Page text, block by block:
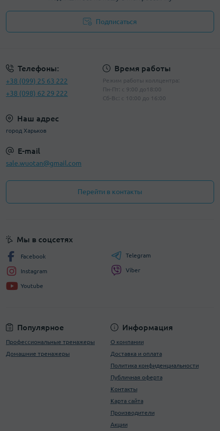
Подписаться
Телефоны:
+38 (099) 25 63 222
+38 (098) 62 29 222
Время работы
Режим работы коллцентра:
Пн-Пт: с 9:00 до18:00
Сб-Вс: с 10:00 до 16:00
Наш адрес
город Харьков
E-mail
sale.wuotan@gmail.com
Перейти в контакты
Популярное
Профессиональные тренажеры
Домашние тренажеры
Информация
О компании
Доставка и оплата
Политика конфиденциальности
Публичная оферта
Контакты
Карта сайта
Производители
Акции
Мы в соцсетях
Facebook
Instagram
Youtube
Telegram
Viber